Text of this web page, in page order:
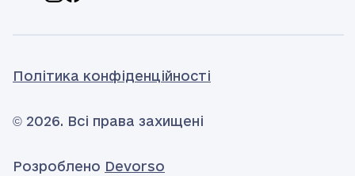
Політика конфіденційності
© 2026. Всі права захищені
Розроблено Devorso